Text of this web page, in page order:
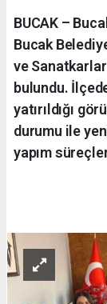
BUCAK –
Bucak
ve
bulundu.
yatırıldığı
durumu ile
yapım